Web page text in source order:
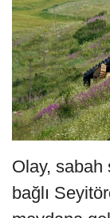
Olay,
bağlı